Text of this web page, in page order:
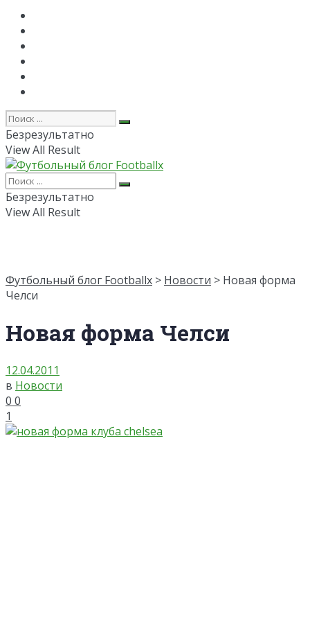
Безрезультатно
View All Result
Безрезультатно
View All Result
Футбольный блог Footballx > Новости > Новая форма
Челси
Новая форма Челси
12.04.2011
в Новости
0 0
1